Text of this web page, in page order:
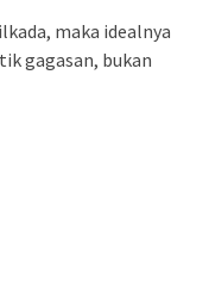
maka idealnya
gagasan, bukan